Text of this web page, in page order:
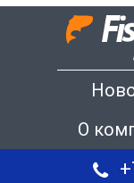
О